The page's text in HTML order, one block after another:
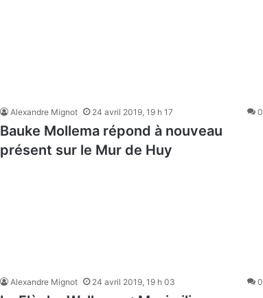
Alexandre Mignot 24 avril 2019, 19 h 17 0
Bauke Mollema répond à nouveau
présent sur le Mur de Huy
Alexandre Mignot 24 avril 2019, 19 h 03 0